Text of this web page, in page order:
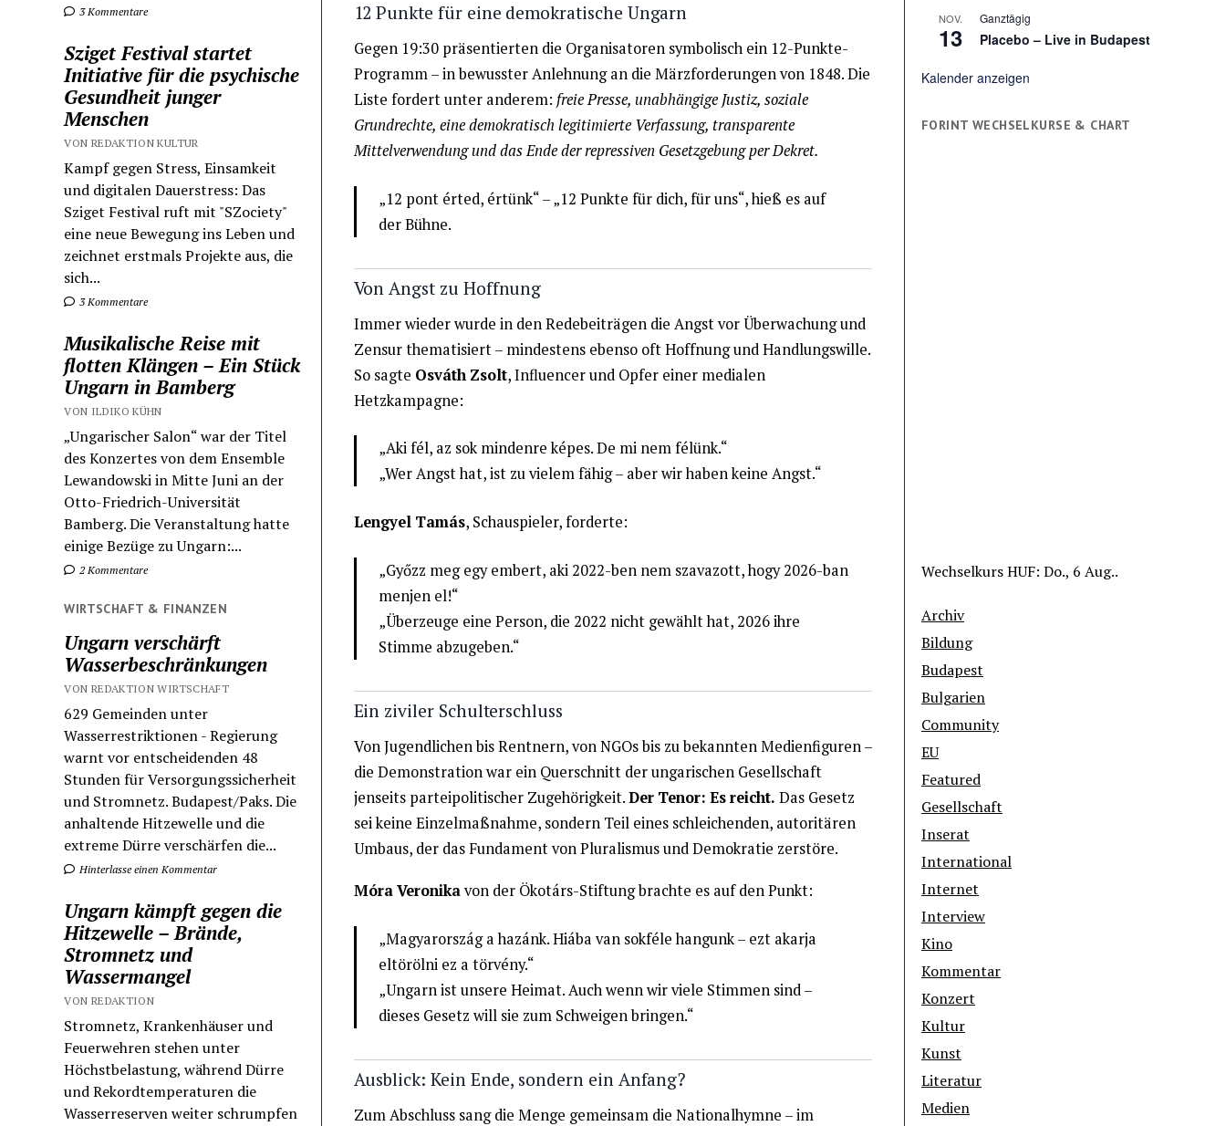
3 Kommentare
Sziget Festival startet
Initiative für die psychische
Gesundheit junger
Menschen
VON REDAKTION KULTUR
Kampf gegen Stress, Einsamkeit
und digitalen Dauerstress: Das
Sziget Festival ruft mit "SZociety"
eine neue Bewegung ins Leben und
zeichnet erstmals Projekte aus, die
sich...
3 Kommentare
Musikalische Reise mit
flotten Klängen – Ein Stück
Ungarn in Bamberg
VON ILDIKO KÜHN
„Ungarischer Salon“ war der Titel
des Konzertes von dem Ensemble
Lewandowski in Mitte Juni an der
Otto-Friedrich-Universität
Bamberg. Die Veranstaltung hatte
einige Bezüge zu Ungarn:...
2 Kommentare
WIRTSCHAFT & FINANZEN
Ungarn verschärft
Wasserbeschränkungen
VON REDAKTION WIRTSCHAFT
629 Gemeinden unter
Wasserrestriktionen - Regierung
warnt vor entscheidenden 48
Stunden für Versorgungssicherheit
und Stromnetz. Budapest/Paks. Die
anhaltende Hitzewelle und die
extreme Dürre verschärfen die...
Hinterlasse einen Kommentar
Ungarn kämpft gegen die
Hitzewelle – Brände,
Stromnetz und
Wassermangel
VON REDAKTION
Stromnetz, Krankenhäuser und
Feuerwehren stehen unter
Höchstbelastung, während Dürre
und Rekordtemperaturen die
Wasserreserven weiter schrumpfen
12 Punkte für eine demokratische Ungarn
Gegen 19:30 präsentierten die Organisatoren symbolisch ein 12-Punkte-
Programm – in bewusster Anlehnung an die Märzforderungen von 1848. Die
Liste fordert unter anderem: freie Presse, unabhängige Justiz, soziale
Grundrechte, eine demokratisch legitimierte Verfassung, transparente
Mittelverwendung und das Ende der repressiven Gesetzgebung per Dekret.
„12 pont érted, értünk“ – „12 Punkte für dich, für uns“, hieß es auf
der Bühne.
Von Angst zu Hoffnung
Immer wieder wurde in den Redebeiträgen die Angst vor Überwachung und
Zensur thematisiert – mindestens ebenso oft Hoffnung und Handlungswille.
So sagte Osváth Zsolt, Influencer und Opfer einer medialen
Hetzkampagne:
„Aki fél, az sok mindenre képes. De mi nem félünk.“
„Wer Angst hat, ist zu vielem fähig – aber wir haben keine Angst.“
Lengyel Tamás, Schauspieler, forderte:
„Győzz meg egy embert, aki 2022-ben nem szavazott, hogy 2026-ban
menjen el!“
„Überzeuge eine Person, die 2022 nicht gewählt hat, 2026 ihre
Stimme abzugeben.“
Ein ziviler Schulterschluss
Von Jugendlichen bis Rentnern, von NGOs bis zu bekannten Medienfiguren –
die Demonstration war ein Querschnitt der ungarischen Gesellschaft
jenseits parteipolitischer Zugehörigkeit.Der Tenor: Es reicht. Das Gesetz
sei keine Einzelmaßnahme, sondern Teil eines schleichenden, autoritären
Umbaus, der das Fundament von Pluralismus und Demokratie zerstöre.
Móra Veronikavon der Ökotárs-Stiftung brachte es auf den Punkt:
„Magyarország a hazánk. Hiába van sokféle hangunk – ezt akarja
eltörölni ez a törvény.“
„Ungarn ist unsere Heimat. Auch wenn wir viele Stimmen sind –
dieses Gesetz will sie zum Schweigen bringen.“
Ausblick: Kein Ende, sondern ein Anfang?
Zum Abschluss sang die Menge gemeinsam die Nationalhymne – im
NOV.
13
Ganztägig
Placebo – Live in Budapest
Kalender anzeigen
FORINT WECHSELKURSE & CHART
WechselkursHUF: Do., 6 Aug..
Archiv
Bildung
Budapest
Bulgarien
Community
EU
Featured
Gesellschaft
Inserat
International
Internet
Interview
Kino
Kommentar
Konzert
Kultur
Kunst
Literatur
Medien